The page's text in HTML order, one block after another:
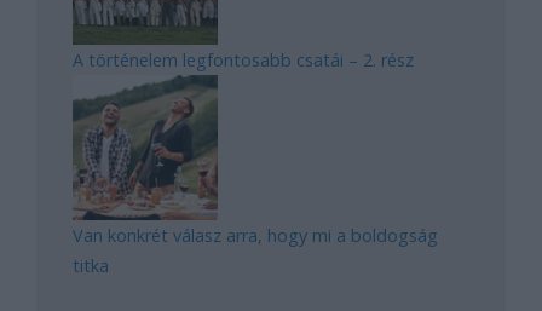
A történelem legfontosabb csatái – 2. rész
Van konkrét válasz arra, hogy mi a boldogság
titka